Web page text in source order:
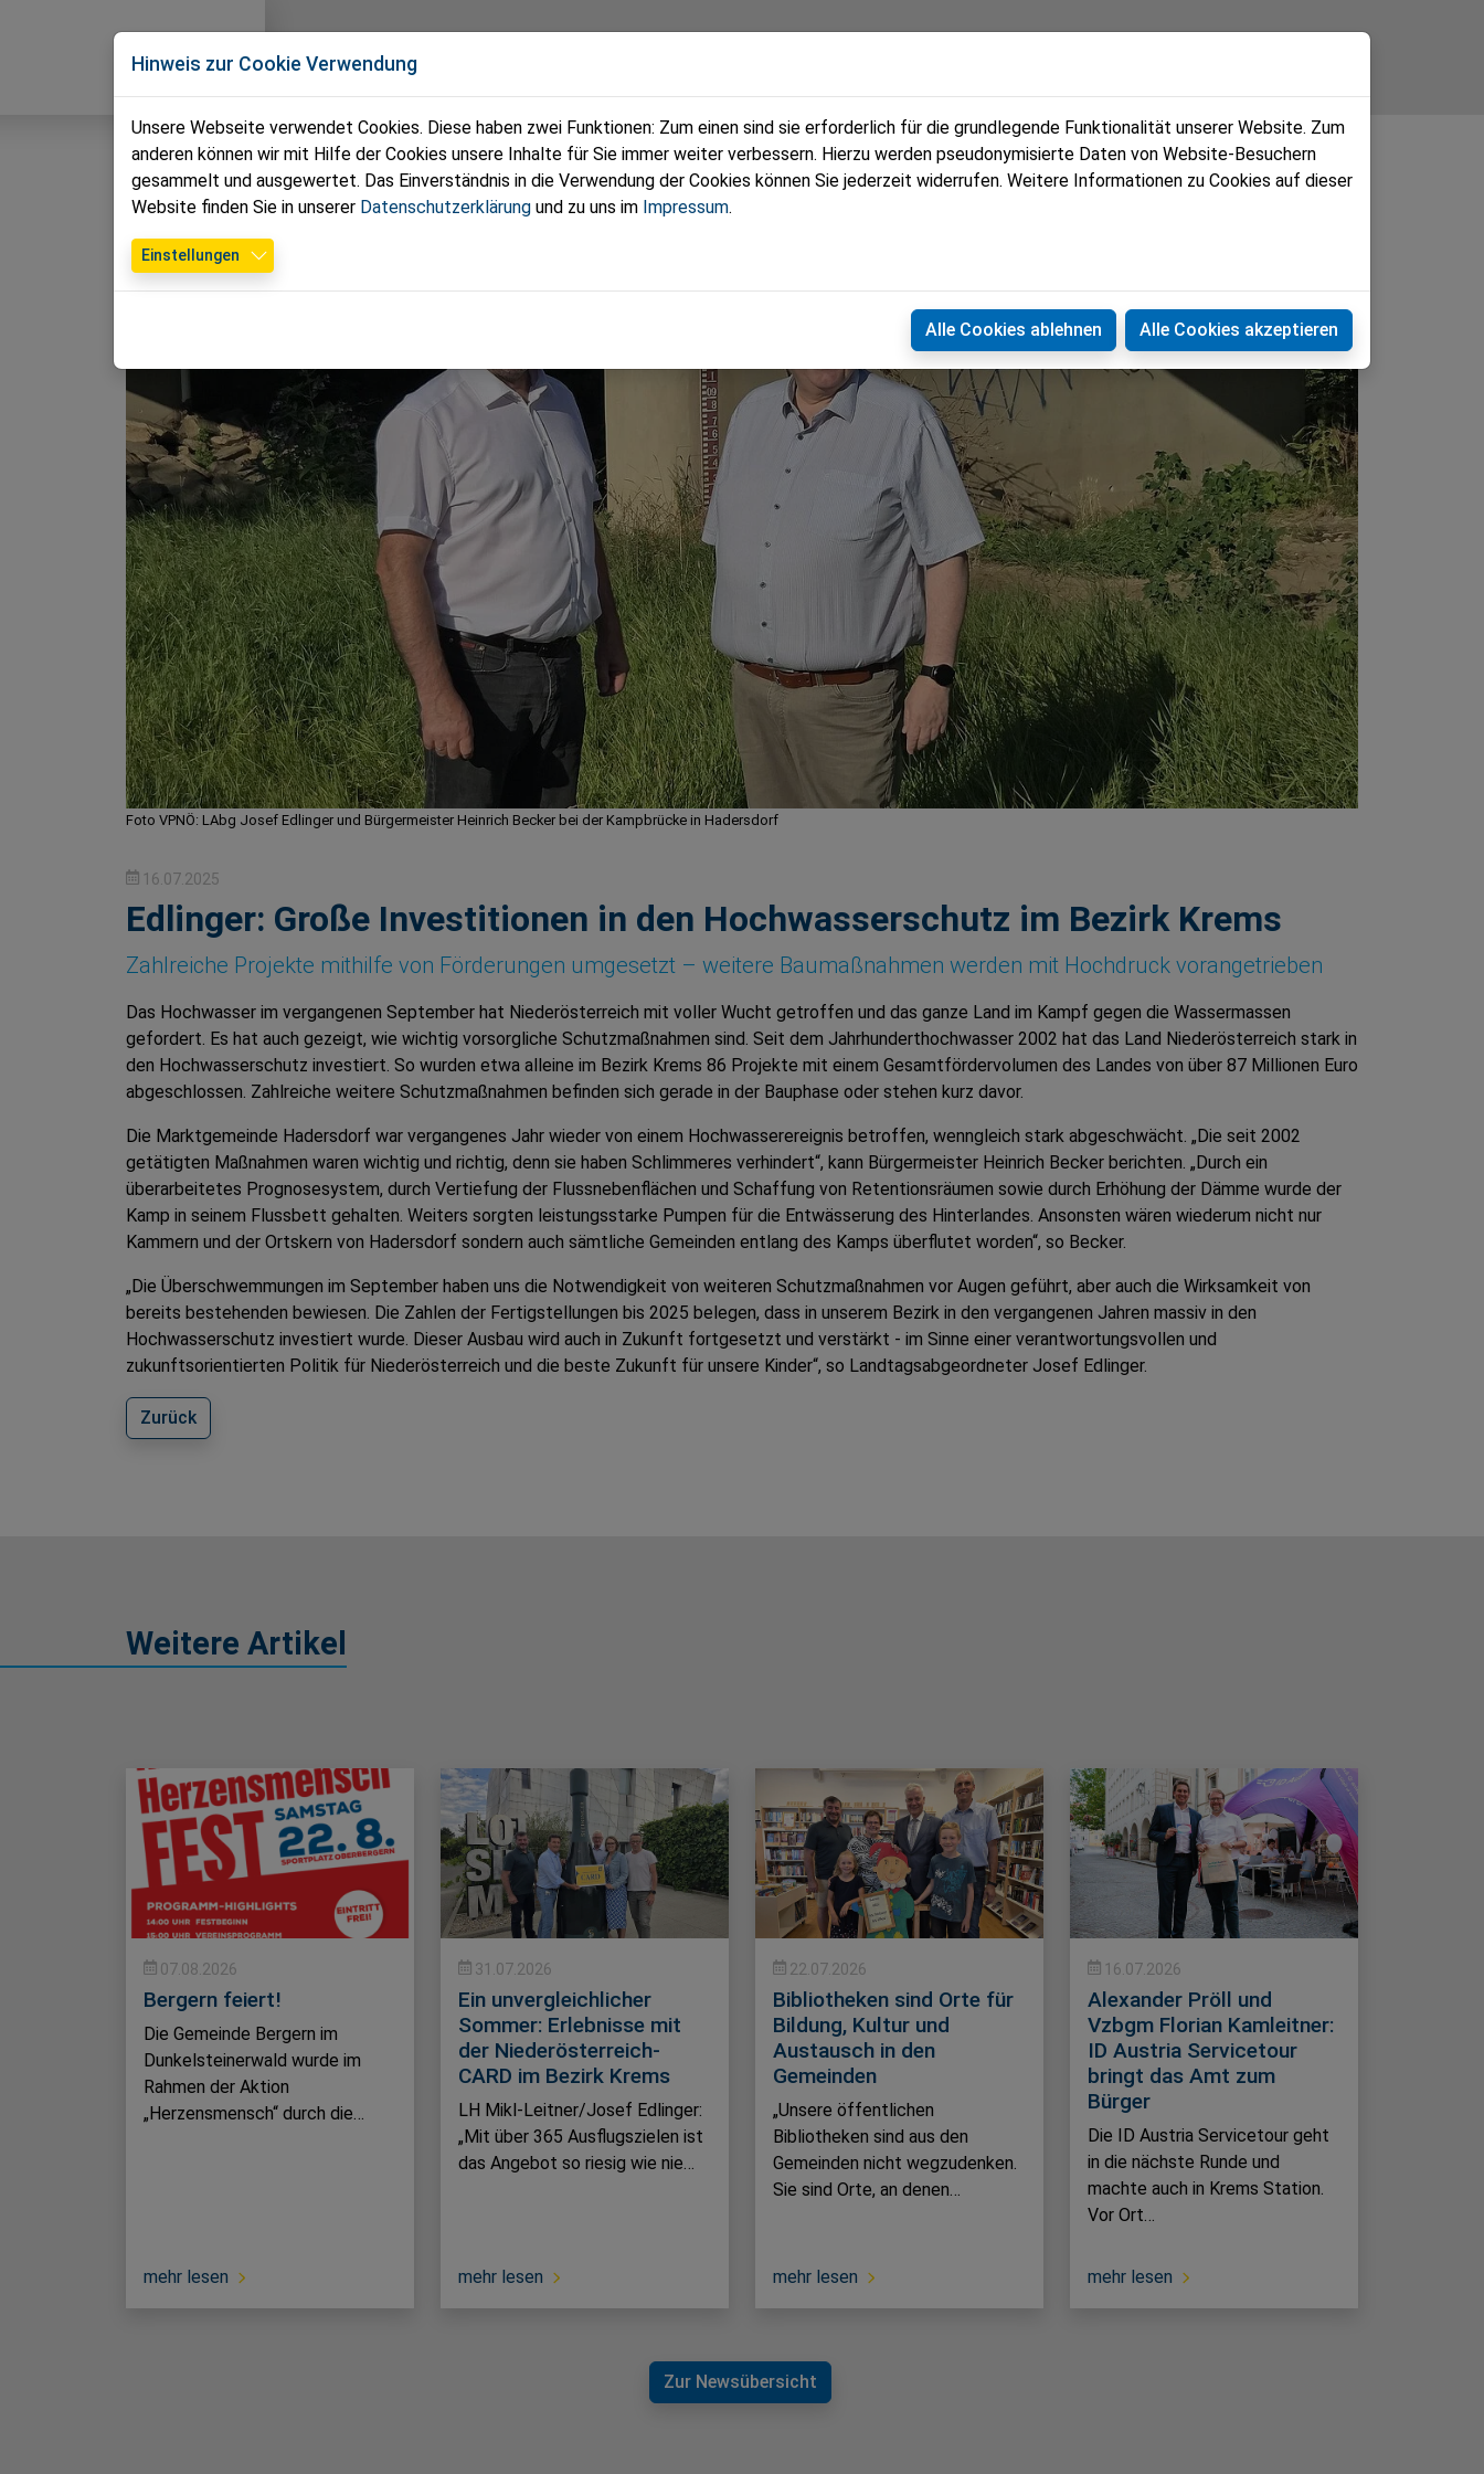
Bezirk Krems
News
Foto VPNÖ: LAbg Josef Edlinger und Bürgermeister Heinrich Becker bei der Kampbrücke in Hadersdorf
16.07.2025
Edlinger: Große Investitionen in den Hochwasserschutz im Bezirk Krems
Zahlreiche Projekte mithilfe von Förderungen umgesetzt – weitere Baumaßnahmen werden mit Hochdruck vorangetrieben
Das Hochwasser im vergangenen September hat Niederösterreich mit voller Wucht getroffen und das ganze Land im Kampf gegen die Wassermassen
gefordert. Es hat auch gezeigt, wie wichtig vorsorgliche Schutzmaßnahmen sind. Seit dem Jahrhunderthochwasser 2002 hat das Land Niederösterreich stark in
den Hochwasserschutz investiert. So wurden etwa alleine im Bezirk Krems 86 Projekte mit einem Gesamtfördervolumen des Landes von über 87 Millionen Euro
abgeschlossen. Zahlreiche weitere Schutzmaßnahmen befinden sich gerade in der Bauphase oder stehen kurz davor.
Die Marktgemeinde Hadersdorf war vergangenes Jahr wieder von einem Hochwasserereignis betroffen, wenngleich stark abgeschwächt. „Die seit 2002
getätigten Maßnahmen waren wichtig und richtig, denn sie haben Schlimmeres verhindert“, kann Bürgermeister Heinrich Becker berichten. „Durch ein
überarbeitetes Prognosesystem, durch Vertiefung der Flussnebenflächen und Schaffung von Retentionsräumen sowie durch Erhöhung der Dämme wurde der
Kamp in seinem Flussbett gehalten. Weiters sorgten leistungsstarke Pumpen für die Entwässerung des Hinterlandes. Ansonsten wären wiederum nicht nur
Kammern und der Ortskern von Hadersdorf sondern auch sämtliche Gemeinden entlang des Kamps überflutet worden“, so Becker.
„Die Überschwemmungen im September haben uns die Notwendigkeit von weiteren Schutzmaßnahmen vor Augen geführt, aber auch die Wirksamkeit von
bereits bestehenden bewiesen. Die Zahlen der Fertigstellungen bis 2025 belegen, dass in unserem Bezirk in den vergangenen Jahren massiv in den
Hochwasserschutz investiert wurde. Dieser Ausbau wird auch in Zukunft fortgesetzt und verstärkt - im Sinne einer verantwortungsvollen und
zukunftsorientierten Politik für Niederösterreich und die beste Zukunft für unsere Kinder“, so Landtagsabgeordneter Josef Edlinger.
Zurück
Weitere Artikel
07.08.2026
Bergern feiert!
Die Gemeinde Bergern im
Dunkelsteinerwald wurde im
Rahmen der Aktion
„Herzensmensch“ durch die…
mehr lesen
31.07.2026
Ein unvergleichlicher
Sommer: Erlebnisse mit
der Niederösterreich-
CARD im Bezirk Krems
LH Mikl-Leitner/Josef Edlinger:
„Mit über 365 Ausflugszielen ist
das Angebot so riesig wie nie…
mehr lesen
22.07.2026
Bibliotheken sind Orte für
Bildung, Kultur und
Austausch in den
Gemeinden
„Unsere öffentlichen
Bibliotheken sind aus den
Gemeinden nicht wegzudenken.
Sie sind Orte, an denen…
mehr lesen
16.07.2026
Alexander Pröll und
Vzbgm Florian Kamleitner:
ID Austria Servicetour
bringt das Amt zum
Bürger
Die ID Austria Servicetour geht
in die nächste Runde und
machte auch in Krems Station.
Vor Ort…
mehr lesen
Zur Newsübersicht
Hinweis zur Cookie Verwendung
Unsere Webseite verwendet Cookies. Diese haben zwei Funktionen: Zum einen sind sie erforderlich für die grundlegende Funktionalität unserer Website. Zum
anderen können wir mit Hilfe der Cookies unsere Inhalte für Sie immer weiter verbessern. Hierzu werden pseudonymisierte Daten von Website-Besuchern
gesammelt und ausgewertet. Das Einverständnis in die Verwendung der Cookies können Sie jederzeit widerrufen. Weitere Informationen zu Cookies auf dieser
Website finden Sie in unserer Datenschutzerklärung und zu uns im Impressum.
Einstellungen
Alle Cookies ablehnen Alle Cookies akzeptieren